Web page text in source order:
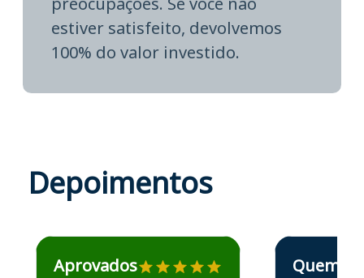
estiver satisfeito, devolvemos
100% do valor investido.
Depoimentos
Estudante José recomenda o Aprova Concursos em
Aprovados
Estudante Elais
Quem